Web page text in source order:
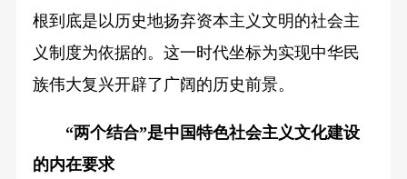
根到底是以历史地扬弃资本主义文明的社会主
义制度为依据的。这一时代坐标为实现中华民
族伟大复兴开辟了广阔的历史前景。
“两个结合”是中国特色社会主义文化建设
的内在要求